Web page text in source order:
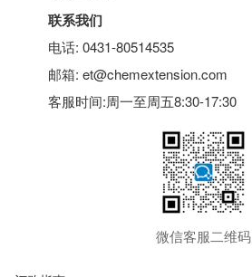
联系我们
电话: 0431-80514535
邮箱: et@chemextension.com
客服时间:周一至周五8:30-17:30
微信客服二维码